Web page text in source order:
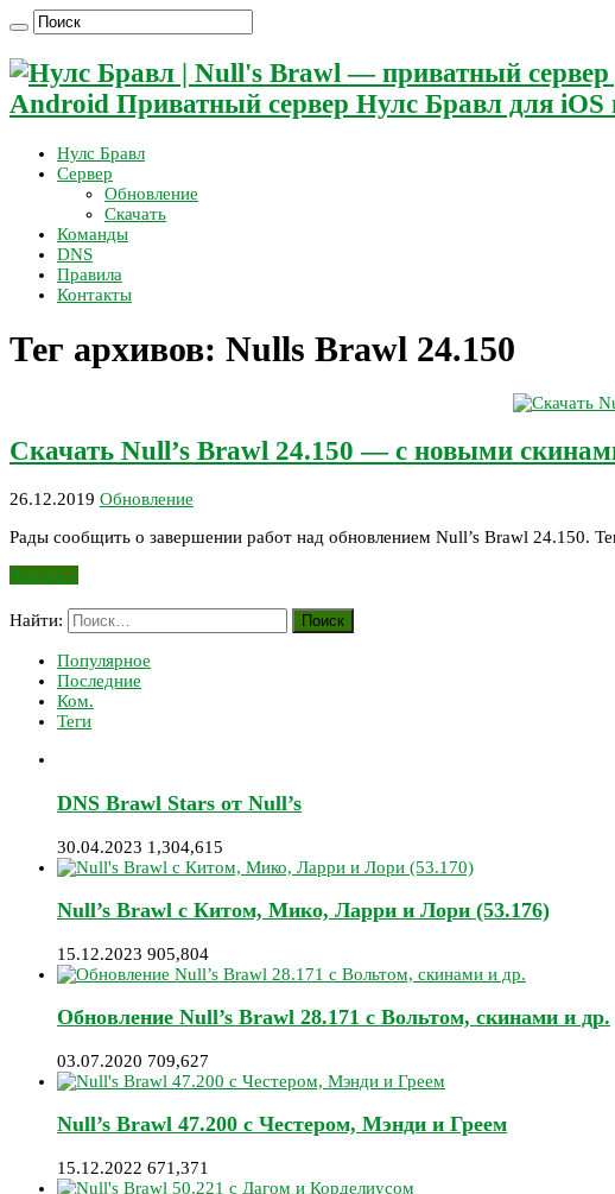
Android Приватный сервер Нулс Бравл для
Нулс Бравл
Сервер
Обновление
Скачать
Команды
DNS
Правила
Контакты
Тег архивов: Nulls Brawl 24.150
Скачать Null’s Brawl 24.150 — с новыми
26.12.2019 Обновление
Рады сообщить о завершении работ над обновлением Null’s Brawl 24.150.
Читать »
Найти:
Популярное
Последние
Ком.
Теги
DNS Brawl Stars от Null’s
30.04.2023 1,304,615
Null’s Brawl с Китом, Мико, Ларри и Лори (53.176)
15.12.2023 905,804
Обновление Null’s Brawl 28.171 с Вольтом, скинами и др.
03.07.2020 709,627
Null’s Brawl 47.200 с Честером, Мэнди и Греем
15.12.2022 671,371